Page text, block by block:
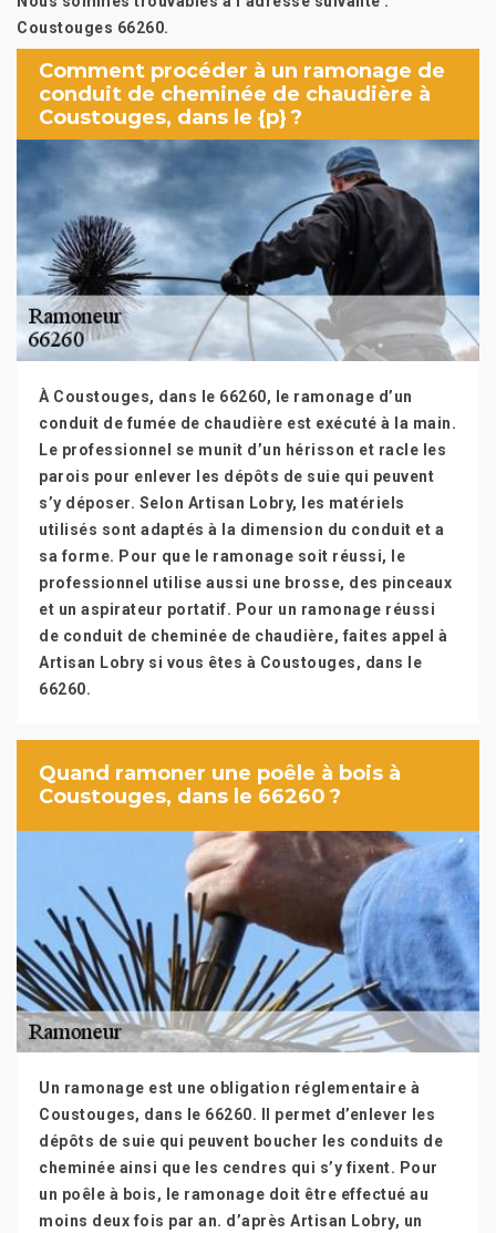
Coustouges 66260.
Comment procéder à un ramonage de
conduit de cheminée de chaudière à
Coustouges, dans le {p} ?
À Coustouges, dans le 66260, le ramonage d’un
conduit de fumée de chaudière est exécuté à la main.
Le professionnel se munit d’un hérisson et racle les
parois pour enlever les dépôts de suie qui peuvent
s’y déposer. Selon Artisan Lobry, les matériels
utilisés sont adaptés à la dimension du conduit et a
sa forme. Pour que le ramonage soit réussi, le
professionnel utilise aussi une brosse, des pinceaux
et un aspirateur portatif. Pour un ramonage réussi
de conduit de cheminée de chaudière, faites appel à
Artisan Lobry si vous êtes à Coustouges, dans le
66260.
Quand ramoner une poêle à bois à
Coustouges, dans le 66260 ?
Un ramonage est une obligation réglementaire à
Coustouges, dans le 66260. Il permet d’enlever les
dépôts de suie qui peuvent boucher les conduits de
cheminée ainsi que les cendres qui s’y fixent. Pour
un poêle à bois, le ramonage doit être effectué au
moins deux fois par an. d’après Artisan Lobry, un